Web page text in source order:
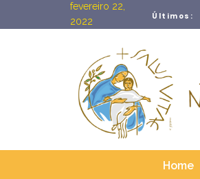
fevereiro 22,
2022
Últimos:
Home